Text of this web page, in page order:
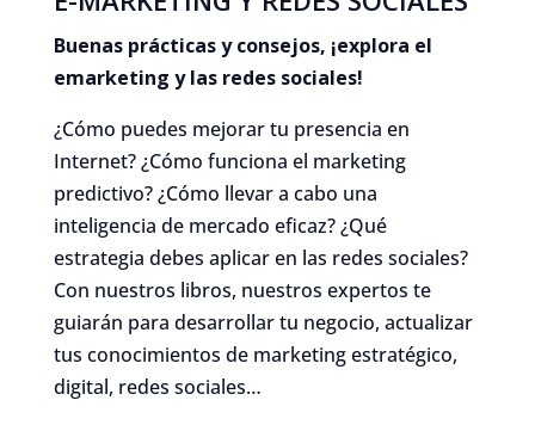
Buenas prácticas y consejos, ¡explora el
emarketing y las redes sociales!
¿Cómo puedes mejorar tu presencia en
Internet? ¿Cómo funciona el marketing
predictivo? ¿Cómo llevar a cabo una
inteligencia de mercado eficaz? ¿Qué
estrategia debes aplicar en las redes sociales?
Con nuestros libros, nuestros expertos te
guiarán para desarrollar tu negocio, actualizar
tus conocimientos de marketing estratégico,
digital, redes sociales…